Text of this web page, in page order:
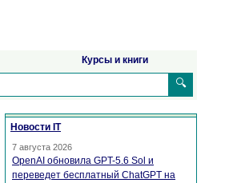
Курсы и книги
🔍
Новости IT
7 августа 2026
OpenAI обновила GPT-5.6 Sol и
переведет бесплатный ChatGPT на